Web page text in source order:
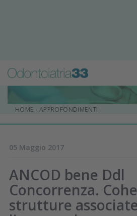
HOME - APPROFONDIMENTI
05 Maggio 2017
ANCOD bene Ddl
Concorrenza.
strutture